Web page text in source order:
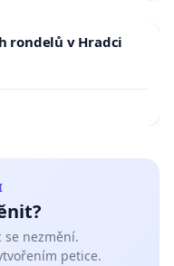
rondelů v Hradci
se nezmění.
petice.